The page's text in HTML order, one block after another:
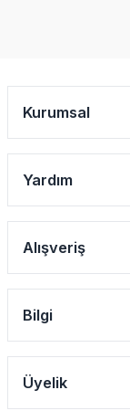
Kurumsal
Yardım
Alışveriş
Bilgi
Üyelik